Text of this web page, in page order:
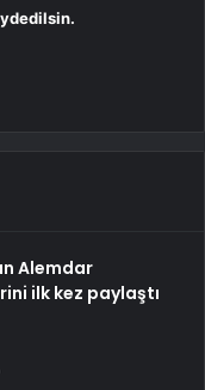
Alemdar
ilk kez paylaştı